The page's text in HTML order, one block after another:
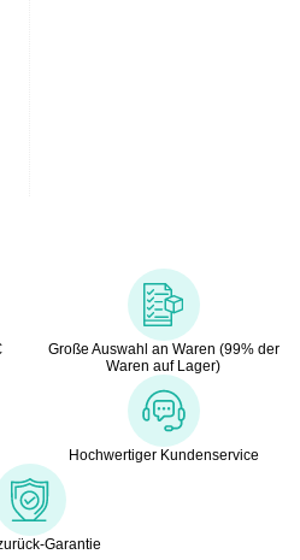
Große Auswahl an Waren (99% der
Waren auf Lager)
Hochwertiger Kundenservice
Garantie